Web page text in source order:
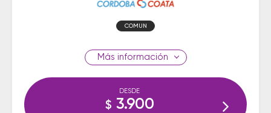
COMUN
información
DESDE
$ 3.900